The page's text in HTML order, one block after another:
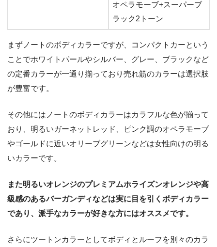
オペラモーブ+スーパーブ
ラック2トーン
まずノートのボディカラーですが、コンパクトカーという
ことでホワイトパールやシルバー、グレー、ブラックなど
の定番カラーが一通り揃っており売れ筋のカラーは選択肢
が豊富です。
その他にはノートのボディカラーはカラフルな色が揃って
おり、明るいガーネットレッド、ピンク調のオペラモーブ
やゴールドに近いオリーブグリーンなどは女性向けの明る
いカラーです。
また明るいオレンジのプレミアムホライズンオレンジや高
級感のあるバーガンディなどは実に目を引くボディカラー
であり、派手なカラーが好きな方にはオススメです。
さらにツートンカラーとしてボディとルーフを別々のカラ